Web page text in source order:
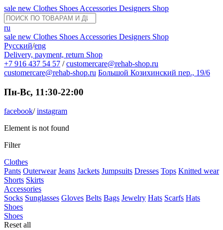
sale new Clothes Shoes Accessories Designers Shop
ru
sale new Clothes Shoes Accessories Designers Shop
Русский/eng
Delivery, payment, return Shop
+7 916 437 54 57 / customercare@rehab-shop.ru
customercare@rehab-shop.ru Большой Козихинский пер., 19/6
Пн-Вс, 11:30-22:00
facebook/instagram
Element is not found
Filter
Clothes
Pants Outerwear Jeans Jackets Jumpsuits Dresses Tops Knitted wear
Shorts Skirts
Accessories
Socks Sunglasses Gloves Belts Bags Jewelry Hats Scarfs Hats
Shoes
Shoes
Reset all